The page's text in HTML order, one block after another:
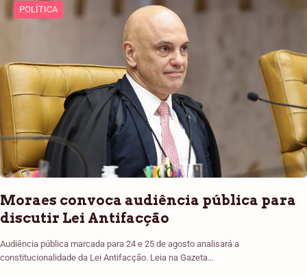
POLÍTICA
Moraes convoca audiência pública para
discutir Lei Antifacção
Audiência pública marcada para 24 e 25 de agosto analisará a
constitucionalidade da Lei Antifacção. Leia na Gazeta…